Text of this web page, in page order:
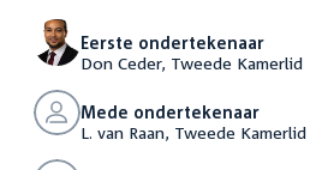
Eerste ondertekenaar
Don Ceder, Tweede Kamerlid
Mede ondertekenaar
L. van Raan, Tweede Kamerlid